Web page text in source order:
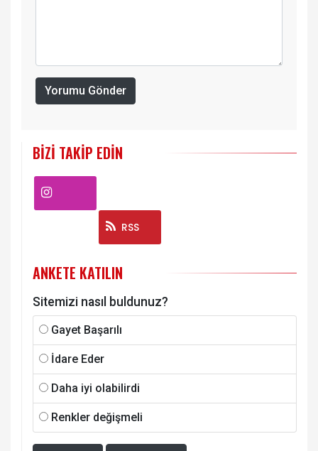
Yorumu Gönder
BIZI TAKIP EDIN
RSS
ANKETE KATILIN
Sitemizi nasıl buldunuz?
Gayet Başarılı
İdare Eder
Daha iyi olabilirdi
Renkler değişmeli